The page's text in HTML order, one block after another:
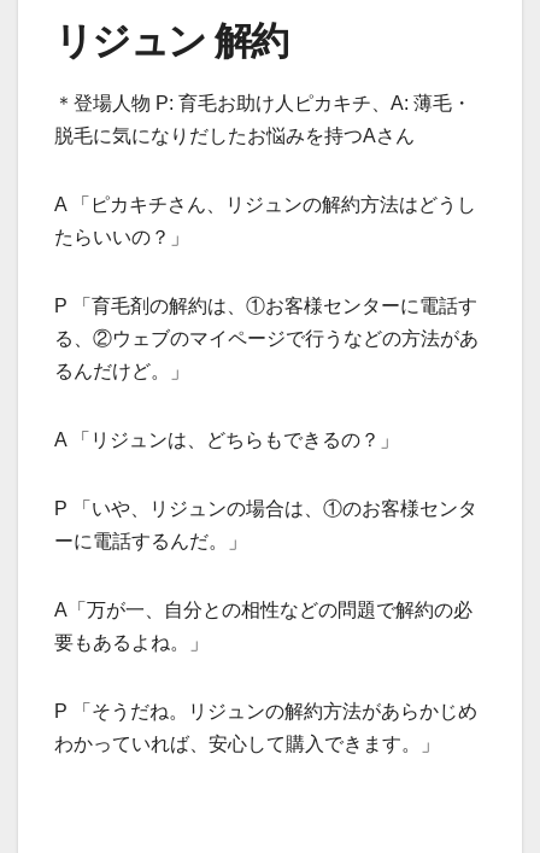
リジュン 解約
＊登場人物 P: 育毛お助け人ピカキチ、A: 薄毛・
脱毛に気になりだしたお悩みを持つAさん
A 「ピカキチさん、リジュンの解約方法はどうし
たらいいの？」
P 「育毛剤の解約は、①お客様センターに電話す
る、②ウェブのマイページで行うなどの方法があ
るんだけど。」
A 「リジュンは、どちらもできるの？」
P 「いや、リジュンの場合は、①のお客様センタ
ーに電話するんだ。」
A「万が一、自分との相性などの問題で解約の必
要もあるよね。」
P 「そうだね。リジュンの解約方法があらかじめ
わかっていれば、安心して購入できます。」